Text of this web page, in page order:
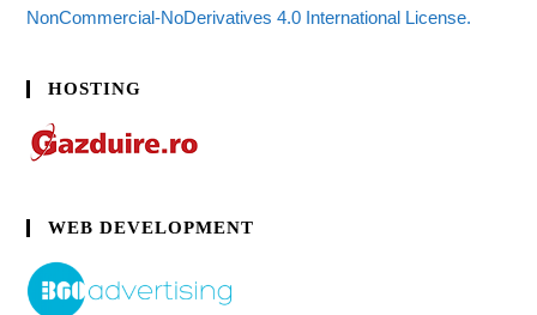
NonCommercial-NoDerivatives 4.0 International License.
HOSTING
WEB DEVELOPMENT